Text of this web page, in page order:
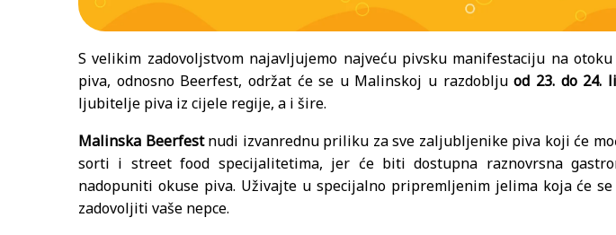
S velikim zadovoljstvom najavljujemo najveću pivsku manifestaciju na
piva, odnosno Beerfest, održat će se u Malinskoj u razdobljuod 23. do 24.
ljubitelje piva iz cijele regije, a i šire.
Malinska Beerfestnudi izvanrednu priliku za sve zaljubljenike piva koji će
sorti i street food specijalitetima, jer će biti dostupna raznovrsna
nadopuniti okuse piva. Uživajte u specijalno pripremljenim jelima koja će
zadovoljiti vaše nepce.